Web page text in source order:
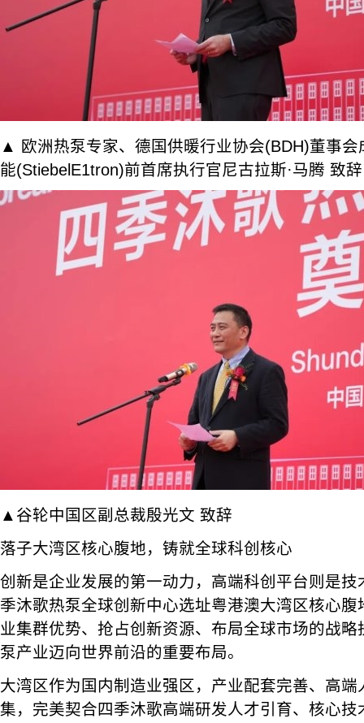
▲ 欧洲热泵专家、德国供暖行业协会(BDH)董事
能(StiebelE1tron)前首席执行官尼古拉斯·马腾 致辞
▲谷轮中国区副总裁殷光文 致辞
落子大湾区核心腹地，铸就全球科创核心
创新是企业发展的第一动力，高端科创平台则是
季沐歌热泵全球创新中心选址粤港澳大湾区核心
业集群优势、抢占创新资源、布局全球市场的战
泵产业迈向世界前沿的重要布局。
大湾区作为国内制造业强区，产业配套完善、高
集，完美契合四季沐歌高端研发人才引育、核心